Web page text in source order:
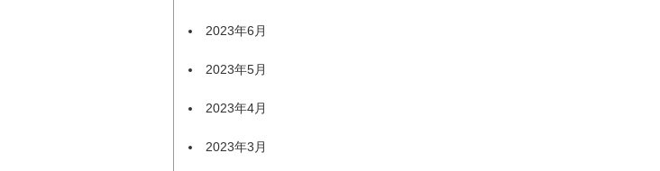
2023年6月
2023年5月
2023年4月
2023年3月